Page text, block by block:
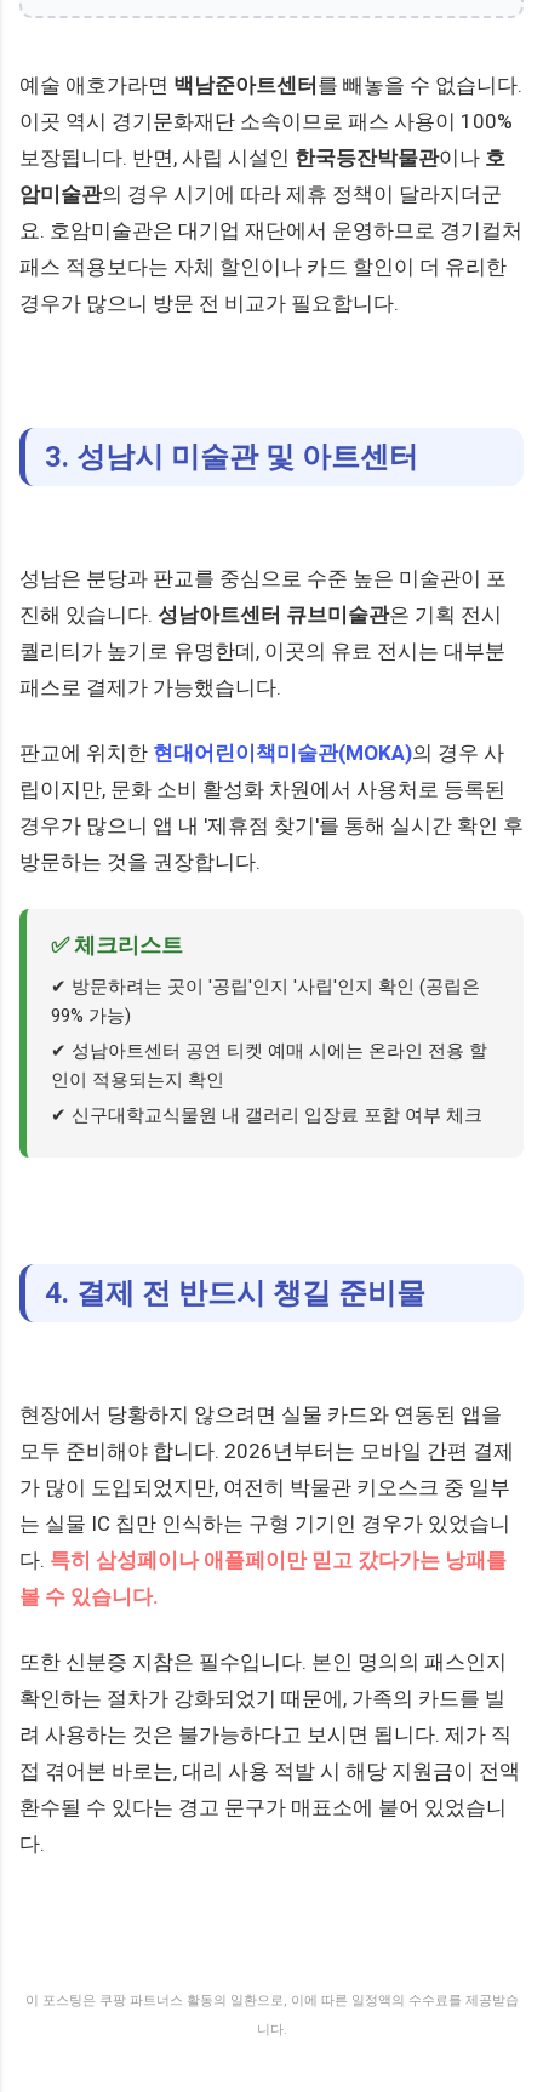
예술 애호가라면 백남준아트센터를 빼놓을 수 없습니다.
이곳 역시 경기문화재단 소속이므로 패스 사용이 100%
보장됩니다. 반면, 사립 시설인 한국등잔박물관이나 호
암미술관의 경우 시기에 따라 제휴 정책이 달라지더군
요. 호암미술관은 대기업 재단에서 운영하므로 경기컬처
패스 적용보다는 자체 할인이나 카드 할인이 더 유리한
경우가 많으니 방문 전 비교가 필요합니다.
3. 성남시 미술관 및 아트센터
성남은 분당과 판교를 중심으로 수준 높은 미술관이 포
진해 있습니다. 성남아트센터 큐브미술관은 기획 전시
퀄리티가 높기로 유명한데, 이곳의 유료 전시는 대부분
패스로 결제가 가능했습니다.
판교에 위치한 현대어린이책미술관(MOKA)의 경우 사
립이지만, 문화 소비 활성화 차원에서 사용처로 등록된
경우가 많으니 앱 내 '제휴점 찾기'를 통해 실시간 확인 후
방문하는 것을 권장합니다.
✅ 체크리스트
✔ 방문하려는 곳이 '공립'인지 '사립'인지 확인 (공립은
99% 가능)
✔ 성남아트센터 공연 티켓 예매 시에는 온라인 전용 할
인이 적용되는지 확인
✔ 신구대학교식물원 내 갤러리 입장료 포함 여부 체크
4. 결제 전 반드시 챙길 준비물
현장에서 당황하지 않으려면 실물 카드와 연동된 앱을
모두 준비해야 합니다. 2026년부터는 모바일 간편 결제
가 많이 도입되었지만, 여전히 박물관 키오스크 중 일부
는 실물 IC 칩만 인식하는 구형 기기인 경우가 있었습니
다. 특히 삼성페이나 애플페이만 믿고 갔다가는 낭패를
볼 수 있습니다.
또한 신분증 지참은 필수입니다. 본인 명의의 패스인지
확인하는 절차가 강화되었기 때문에, 가족의 카드를 빌
려 사용하는 것은 불가능하다고 보시면 됩니다. 제가 직
접 겪어본 바로는, 대리 사용 적발 시 해당 지원금이 전액
환수될 수 있다는 경고 문구가 매표소에 붙어 있었습니
다.
이 포스팅은 쿠팡 파트너스 활동의 일환으로, 이에 따른 일정액의 수수료를 제공받습
니다.